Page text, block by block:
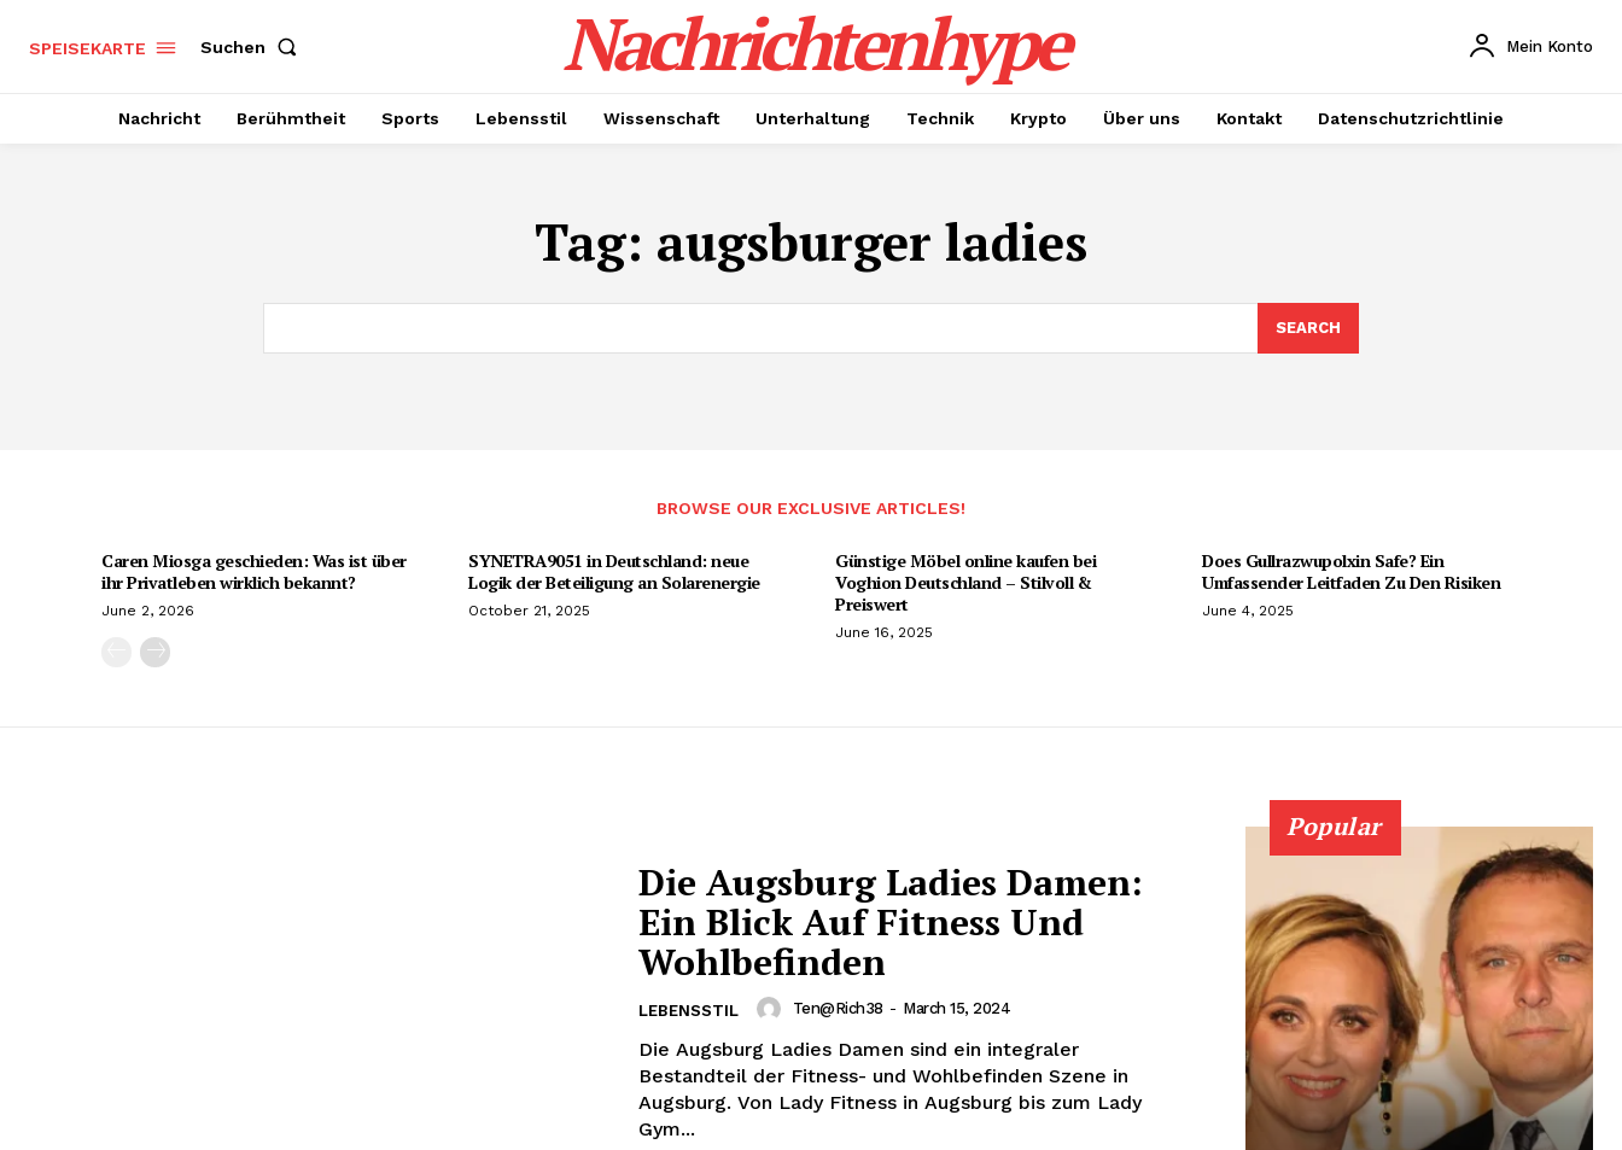
SPEISEKARTE Suchen Nachrichtenhype Mein Konto
Nachricht Berühmtheit Sports Lebensstil Wissenschaft Unterhaltung Technik Krypto Über uns Kontakt Datenschutzrichtlinie
Tag: augsburger ladies
SEARCH
BROWSE OUR EXCLUSIVE ARTICLES!
Caren Miosga geschieden: Was ist über
ihr Privatleben wirklich bekannt?
June 2, 2026
SYNETRA9051 in Deutschland: neue
Logik der Beteiligung an Solarenergie
October 21, 2025
Günstige Möbel online kaufen bei
Voghion Deutschland – Stilvoll &
Preiswert
June 16, 2025
Does Gullrazwupolxin Safe? Ein
Umfassender Leitfaden Zu Den Risiken
June 4, 2025
Die Augsburg Ladies Damen:
Ein Blick Auf Fitness Und
Wohlbefinden
LEBENSSTIL Ten@rich38 - March 15, 2024
Die Augsburg Ladies Damen sind ein integraler
Bestandteil der Fitness- und Wohlbefinden Szene in
Augsburg. Von Lady Fitness in Augsburg bis zum Lady
Gym...
Popular